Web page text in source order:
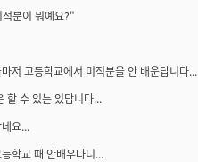
분이 뭐예요?"
저 고등학교에서 미적분을 안 배운답니다...
할 수 있는 있답니다...
요...
학교 때 안배우다니...